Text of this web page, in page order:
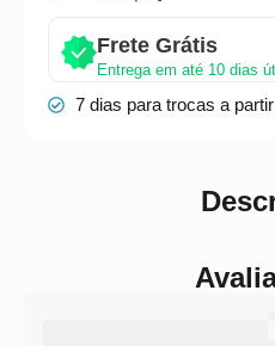
Frete Grátis
Entrega em até 10 dias
7 dias para trocas a